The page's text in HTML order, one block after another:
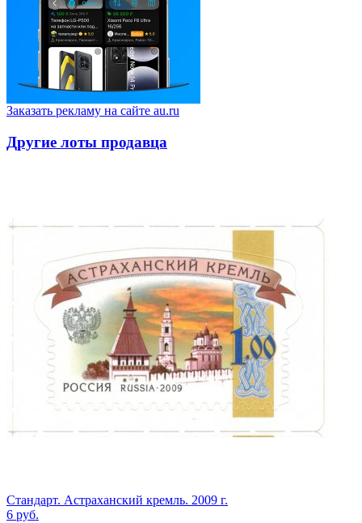
Заказать рекламу на сайте au.ru
Другие лоты продавца
Стандарт. Астраханский кремль. 2009 г.
6 руб.